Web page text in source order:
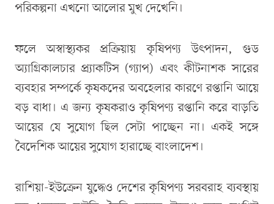
পরিকল্পনা এখনো আলোর মুখ দেখেনি।
ফলে অস্বাস্থ্যকর প্রক্রিয়ায় কৃষিপণ্য উৎপাদন, গুড
অ্যাগ্রিকালচার প্র্যাকটিস (গ্যাপ) এবং কীটনাশক সারের
ব্যবহার সম্পর্কে কৃষকদের অবহেলার কারণে রপ্তানি আয়ে
বড় বাধা। এ জন্য কৃষকরাও কৃষিপণ্য রপ্তানি করে বাড়তি
আয়ের যে সুযোগ ছিল সেটা পাচ্ছেন না। একই সঙ্গে
বৈদেশিক আয়ের সুযোগ হারাচ্ছে বাংলাদেশ।
রাশিয়া-ইউক্রেন যুদ্ধেও দেশের কৃষিপণ্য সরবরাহ ব্যবস্থায়